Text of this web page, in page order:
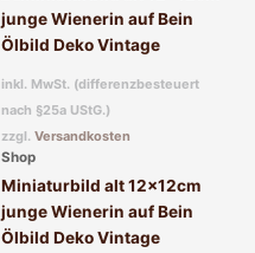
inkl. MwSt. (differenzbesteuert
nach §25a UStG.)
zzgl. Versandkosten
Shop
Miniaturbild alt 12x12cm
junge Wienerin auf Bein
Ölbild Deko Vintage